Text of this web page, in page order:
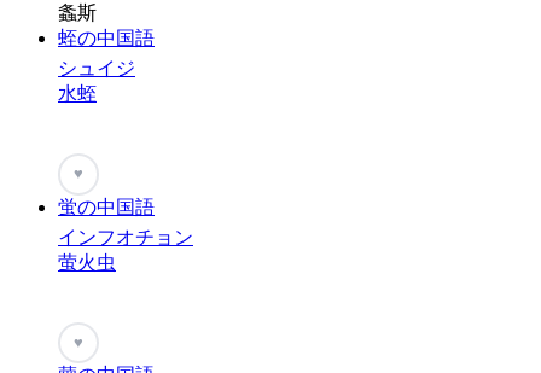
螽斯
蛭の中国語
シュイジ
水蛭
♥
蛍の中国語
インフオチョン
萤火虫
♥